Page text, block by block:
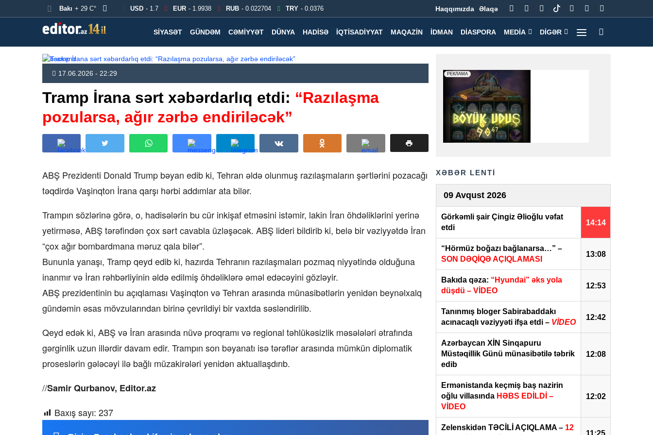
Bakı + 29 C° USD - 1.7 EUR - 1.9938 RUB - 0.022704 TRY - 0.0376 Haqqımızda Əlaqə
SIYASƏT GÜNDƏM CƏMIYYƏT DÜNYA HADISƏ İQTISADIYYAT MAQAZIN İDMAN DIASPORA MEDIA DIGƏR
17.06.2026 - 22:29
Tramp İrana sərt xəbərdarlıq etdi: “Razılaşma
pozularsa, ağır zərbə endiriləcək”
ABŞ Prezidenti Donald Trump bəyan edib ki, Tehran əldə olunmuş razılaşmaların şərtlərini pozacağı
təqdirdə Vaşinqton İrana qarşı hərbi addımlar ata bilər.
Trampın sözlərinə görə, o, hadisələrin bu cür inkişaf etməsini istəmir, lakin İran öhdəliklərini yerinə
yetirməsə, ABŞ tərəfindən çox sərt cavabla üzləşəcək. ABŞ lideri bildirib ki, belə bir vəziyyətdə İran
“çox ağır bombardmana məruz qala bilər”.
Bununla yanaşı, Tramp qeyd edib ki, hazırda Tehranın razılaşmaları pozmaq niyyətində olduğuna
inanmır və İran rəhbərliyinin əldə edilmiş öhdəliklərə əməl edəcəyini gözləyir.
ABŞ prezidentinin bu açıqlaması Vaşinqton və Tehran arasında münasibətlərin yenidən beynəlxalq
gündəmin əsas mövzularından birinə çevrildiyi bir vaxtda səsləndirilib.
Qeyd edək ki, ABŞ və İran arasında nüvə proqramı və regional təhlükəsizlik məsələləri ətrafında
gərginlik uzun illərdir davam edir. Trampın son bəyanatı isə tərəflər arasında mümkün diplomatik
proseslərin gələcəyi ilə bağlı müzakirələri yenidən aktuallaşdırıb.
//Samir Qurbanov, Editor.az
Baxış sayı: 237
XƏBƏR LENTİ
09 Avqust 2026
14:14
Görkəmli şair Çingiz Əlioğlu vəfat
etdi
13:08
“Hörmüz boğazı bağlanarsa…” –
SON DƏQİQƏ AÇIQLAMASI
12:53
Bakıda qəza: “Hyundai” əks yola
düşdü – VİDEO
12:42
Tanınmış bloger Sabirabaddakı
acınacaqlı vəziyyəti ifşa etdi – VİDEO
12:08
Azərbaycan XİN Sinqapuru
Müstəqillik Günü münasibətilə təbrik
edib
12:02
Ermənistanda keçmiş baş nazirin
oğlu villasında HƏBS EDİLDİ –
VİDEO
11:25
Zelenskidən TƏCİLİ AÇIQLAMA – 12